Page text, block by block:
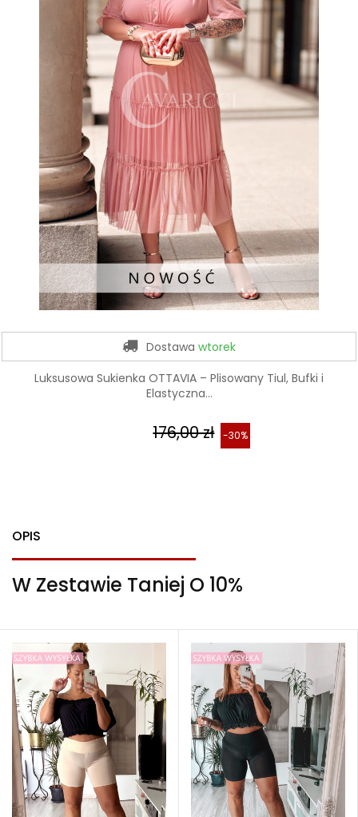
Dostawa wtorek
Luksusowa Sukienka OTTAVIA – Plisowany Tiul, Bufki i
Elastyczna...
176,00 zł -30%
OPIS
W Zestawie Taniej O 10%